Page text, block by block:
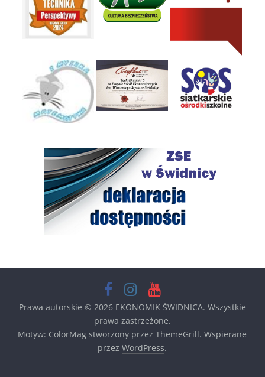
Prawa autorskie © 2026 EKONOMIK ŚWIDNICA. Wszystkie
prawa zastrzeżone.
Motyw: ColorMag stworzony przez ThemeGrill. Wspierane
przezWordPress.